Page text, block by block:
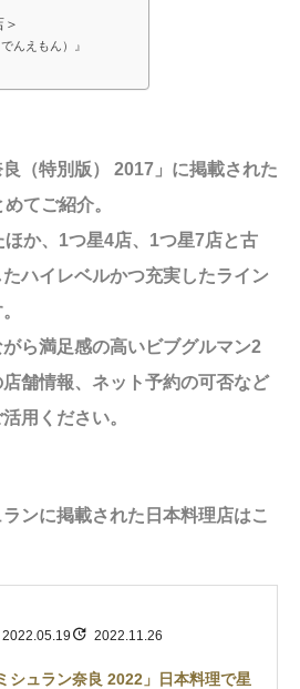
んえもん）』
良（特別版） 2017」に掲載された
てご紹介。
か、1つ星4店、1つ星7店と古
ハイレベルかつ充実したライン
ら満足感の高いビブグルマン2
舗情報、ネット予約の可否など
用ください。
ンに掲載された日本料理店はこ
2022.05.19 2022.11.26
ミシュラン奈良 2022」日本料理で星